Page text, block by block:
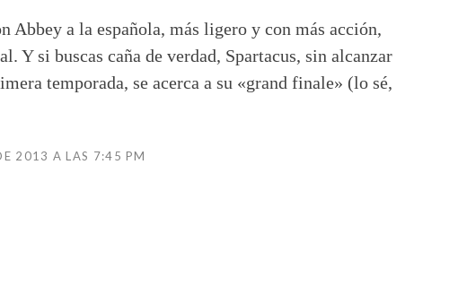
Abbey a la española, más ligero y con más acción,
Y si buscas caña de verdad, Spartacus, sin alcanzar
temporada, se acerca a su «grand finale» (lo sé,
2013 A LAS 7:45 PM